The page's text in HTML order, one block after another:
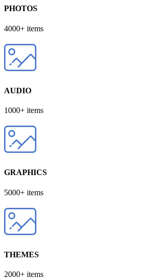
PHOTOS
4000+ items
AUDIO
1000+ items
GRAPHICS
5000+ items
THEMES
2000+ items